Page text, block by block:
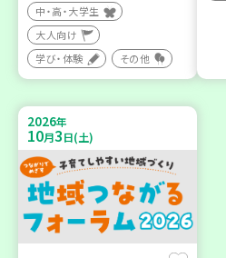
中・高・大学生
大人向け
学び・体験
その他
2026年
10月3日(土)